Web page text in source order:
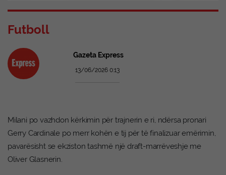
Futboll
Gazeta Express
13/06/2026 0:13
Milani po vazhdon kërkimin për trajnerin e ri, ndërsa pronari
Gerry Cardinale po merr kohën e tij për të finalizuar emërimin,
pavarësisht se ekziston tashmë një draft-marrëveshje me
Oliver Glasnerin.